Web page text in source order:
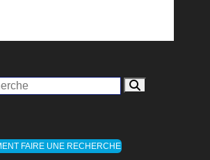
FAIRE UNE RECHERCHE